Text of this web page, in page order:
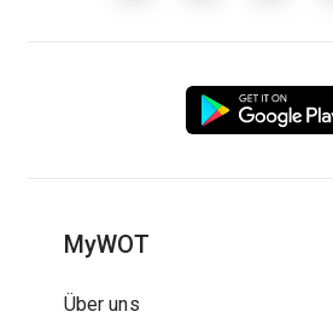
MyWOT
Über uns